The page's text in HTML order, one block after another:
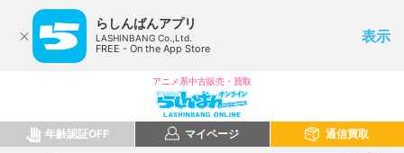
らしんばんアプリ
LASHINBANG Co.,Ltd.
FREE - On the App Store
表示
アニメ系中古販売・買取
年齢認証OFF マイページ 通信買取